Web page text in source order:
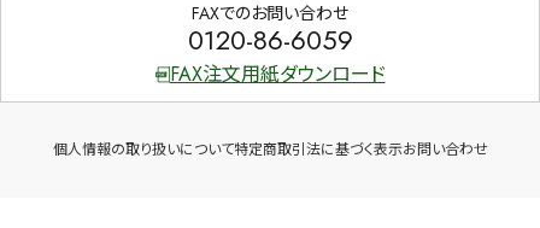
FAXでのお問い合わせ
0120-86-6059
FAX注文用紙ダウンロード
個人情報の取り扱いについて特定商取引法に基づく表示お問い合わせ